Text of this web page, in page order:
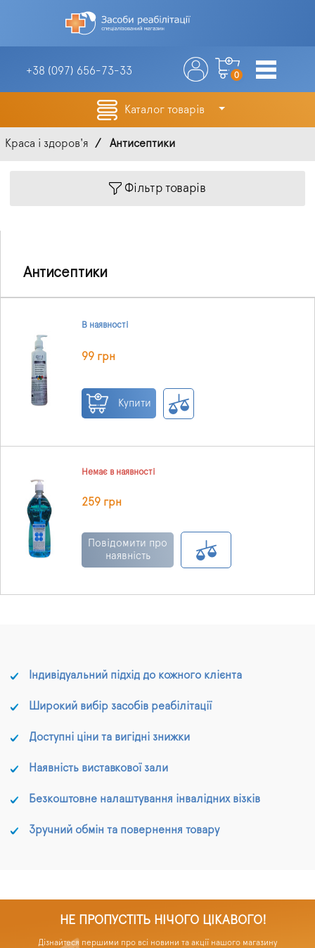
+38 (097) 656-73-33 0
Каталог товарів
Краса і здоров'я Антисептики
Фільтр товарів
Антисептики
В наявності
99 грн
Купити
Немає в наявності
259 грн
Повідомити про
наявність
Індивідуальний підхід до кожного клієнта
Широкий вибір засобів реабілітації
Доступні ціни та вигідні знижки
Наявність виставкової зали
Безкоштовне налаштування інвалідних візків
Зручний обмін та повернення товару
НЕ ПРОПУСТІТЬ НІЧОГО ЦІКАВОГО!
Дізнайтеся першими про всі новини та акції нашого магазину